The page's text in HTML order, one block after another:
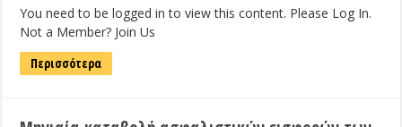
You need to be logged in to view this content. Please Log In.
Not a Member? Join Us
Περισσότερα